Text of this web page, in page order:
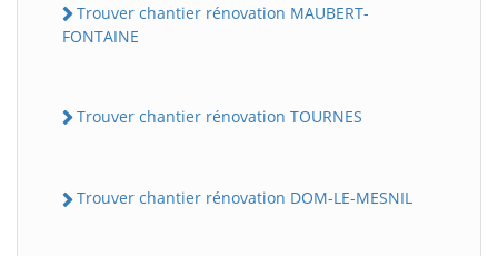
Trouver chantier rénovation MAUBERT-
FONTAINE
Trouver chantier rénovation TOURNES
Trouver chantier rénovation DOM-LE-MESNIL